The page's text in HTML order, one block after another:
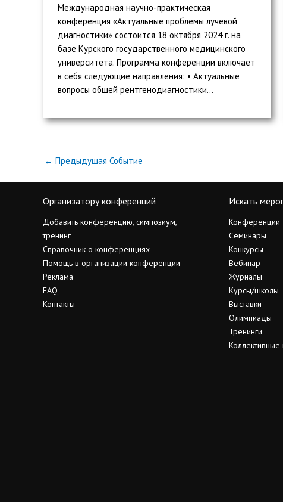
Международная научно-практическая
конференция «Актуальные проблемы лучевой
диагностики» состоится 18 октября 2024 г. на
базе Курского государственного медицинского
университета. Программа конференции включает
в себя следующие направления: • Актуальные
вопросы общей рентгенодиагностики...
← Предыдущая Событие
Организатору конференций
Добавить конференцию, симпозиум,
тренинг
Справочник о конференциях
Помощь в организации конференции
Реклама
FAQ
Контакты
Искать
Конференции
Семинары
Конкурсы
Вебинар
Журналы
Курсы/школы
Выставки
Олимпиады
Тренинги
Коллективные